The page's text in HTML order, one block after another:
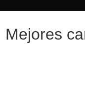
Mejores